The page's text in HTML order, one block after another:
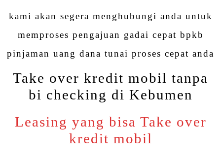
kami akan segera menghubungi anda untuk
memproses pengajuan gadai cepat bpkb
pinjaman uang dana tunai proses cepat anda
Take over kredit mobil tanpa
bi checking di Kebumen
Leasing yang bisa Take over
kredit mobil